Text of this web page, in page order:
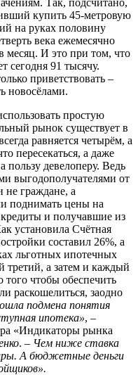
купить 45-метровую
на руках половину
века ежемесячно
месяц. И это при том, что
сегодня 91 тысячу.
приветствовать –
новосёлами.
простую
рынок существует в
равняется четырём, а
пересекаться, а даже
пользу девелоперу. Ведь
выгодополучателями от
не граждане, а
поднимать цены на
и получавшие из
установила Счётная
составил 26%, а
льготных ипотечных
третий, а затем и каждый
того чтобы обеспечить
раскошелиться, заодно
подмена понятия
ипотека», –
«Индикаторы рынка
. – Чем ниже ставка
А бюджетные деньги